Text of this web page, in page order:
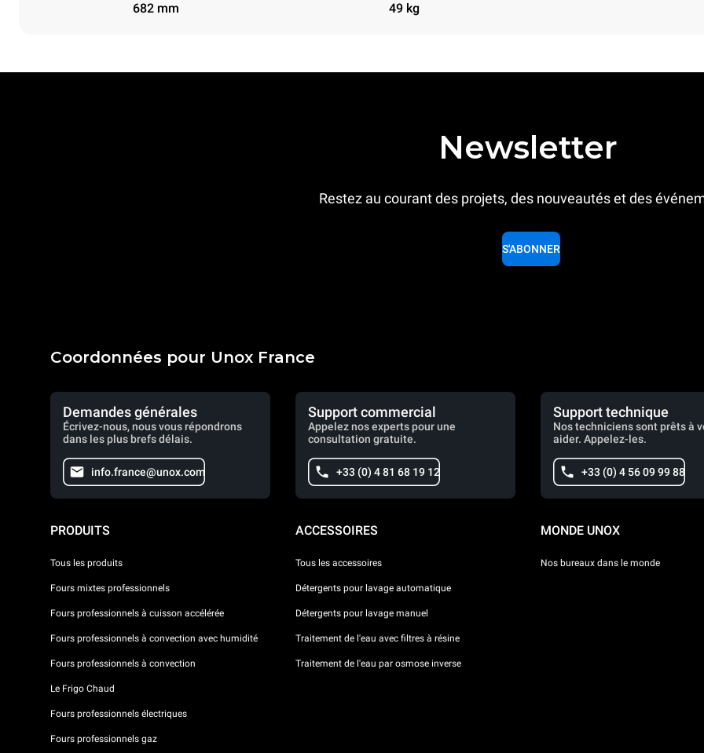
682 mm 49 kg
Newsletter
Restez au courant des projets, des nouveautés et des
S'ABONNER
Coordonnées pour Unox France
Demandes générales
Écrivez-nous, nous vous répondrons
dans les plus brefs délais.
info.france@unox.com
Support commercial
Appelez nos experts pour une
consultation gratuite.
+33 (0) 4 81 68 19 12
Support technique
Nos techniciens sont prêts à
aider. Appelez-les.
+33 (0) 4 56 09 99 88
PRODUITS
Tous les produits
Fours mixtes professionnels
Fours professionnels à cuisson accélérée
Fours professionnels à convection avec humidité
Fours professionnels à convection
Le Frigo Chaud
Fours professionnels électriques
Fours professionnels gaz
ACCESSOIRES
Tous les accessoires
Détergents pour lavage automatique
Détergents pour lavage manuel
Traitement de l'eau avec filtres à résine
Traitement de l'eau par osmose inverse
MONDE UNOX
Nos bureaux dans le monde